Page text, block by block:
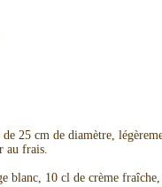
25 cm de diamètre,
au frais.
blanc, 10 cl de crème